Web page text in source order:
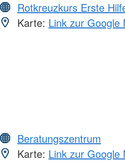
Rotkreuzkurs Erste
Karte: Link zur Google
Beratungszentrum
Karte: Link zur Google